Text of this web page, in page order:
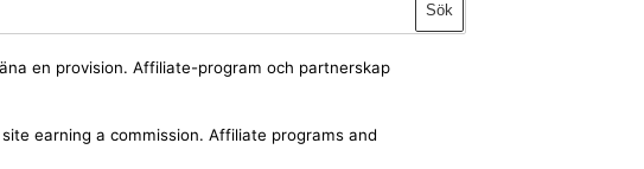
Sök
en provision. Affiliate-program och partnerskap
earning a commission. Affiliate programs and